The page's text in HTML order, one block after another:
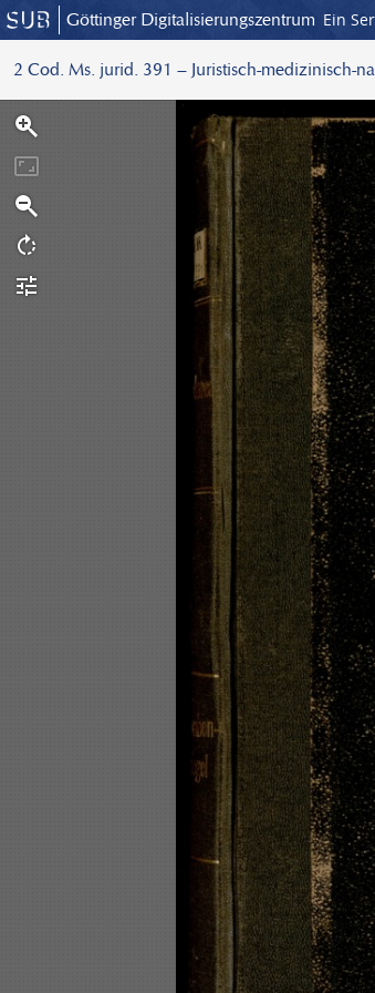
Göttinger Digitalisierungszentrum Ein
2 Cod. Ms. jurid. 391 – Juristisch-medizinisch-